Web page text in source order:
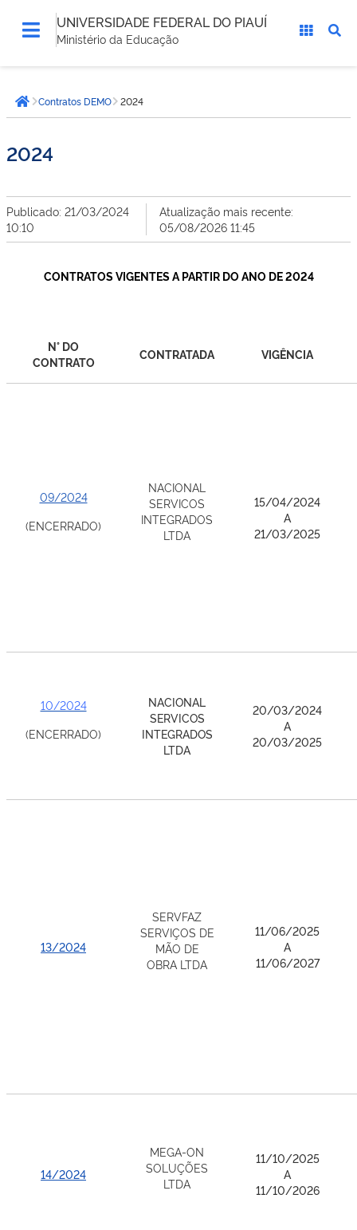
UNIVERSIDADE FEDERAL DO PIAUÍ
Ministério da Educação
está
aqui:Página inicial
Contratos DEMO 2024
2024
Publicado: 21/03/2024
10:10
Atualização mais recente:
05/08/2026 11:45
CONTRATOS VIGENTES A PARTIR DO ANO DE 2024
N° DO
CONTRATO
CONTRATADA VIGÊNCIA
09/2024
(ENCERRADO)
NACIONAL
SERVICOS
INTEGRADOS
LTDA
15/04/2024
A
21/03/2025
10/2024
(ENCERRADO)
NACIONAL
SERVICOS
INTEGRADOS
LTDA
20/03/2024
A
20/03/2025
13/2024
SERVFAZ
SERVIÇOS DE
MÃO DE
OBRA LTDA
11/06/2025
A
11/06/2027
14/2024
MEGA-ON
SOLUÇÕES
LTDA
11/10/2025
A
11/10/2026